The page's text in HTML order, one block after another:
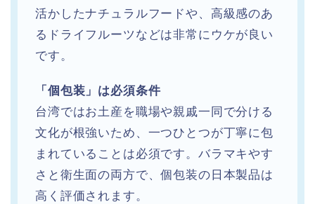
活かしたナチュラルフードや、高級感のあ
るドライフルーツなどは非常にウケが良い
です。
「個包装」は必須条件
台湾ではお土産を職場や親戚一同で分ける
文化が根強いため、一つひとつが丁寧に包
まれていることは必須です。バラマキやす
さと衛生面の両方で、個包装の日本製品は
高く評価されます。